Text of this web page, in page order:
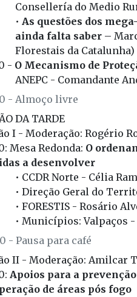
Consellería do Medio
• As questões dos
ainda falta saber –
Florestais da Catalunha)
- O Mecanismo de
ANEPC - Comandante
- Almoço livre
DA TARDE
I - Moderação: Rogério
Mesa Redonda: O
a desenvolver
• CCDR Norte - Célia
• Direção Geral do
• FORESTIS - Rosário
• Municípios: Valpaços
- Pausa para café
II - Moderação: Amilcar
Apoios para a
de áreas pós fogo